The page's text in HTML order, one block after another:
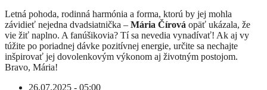
Letná pohoda, rodinná harmónia a forma, ktorú by jej mohla
závidieť nejedna dvadsiatnička – Mária Čírová opäť ukázala, že
vie žiť naplno. A fanúšikovia? Tí sa nevedia vynadívať! Ak aj vy
túžite po poriadnej dávke pozitívnej energie, určite sa nechajte
inšpirovať jej dovolenkovým výkonom aj životným postojom.
Bravo, Mária!
26.07.2025 - 05:00